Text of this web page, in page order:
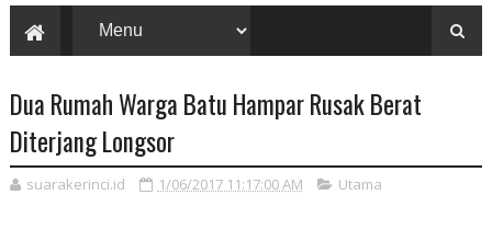
Dua Rumah Warga Batu Hampar Rusak Berat
Diterjang Longsor
suarakerinci.id 1/06/2017 11:17:00 AM Utama